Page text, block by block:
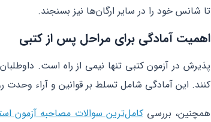
تا شانس خود را در سایر ارگان‌ها نیز بسنجند.
اهمیت آمادگی برای مراحل پس از کتبی
پذیرش در آزمون کتبی تنها نیمی از راه است.
کنند. این آمادگی شامل تسلط بر قوانین و آراء
همچنین، بررسیکامل‌ترین سوالات مصاحبه آزمون